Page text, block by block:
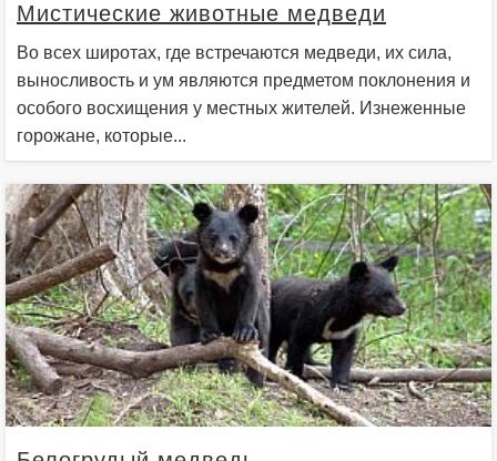
Мистические животные медведи
Во всех широтах, где встречаются медведи, их сила,
выносливость и ум являются предметом поклонения и
особого восхищения у местных жителей. Изнеженные
горожане, которые...